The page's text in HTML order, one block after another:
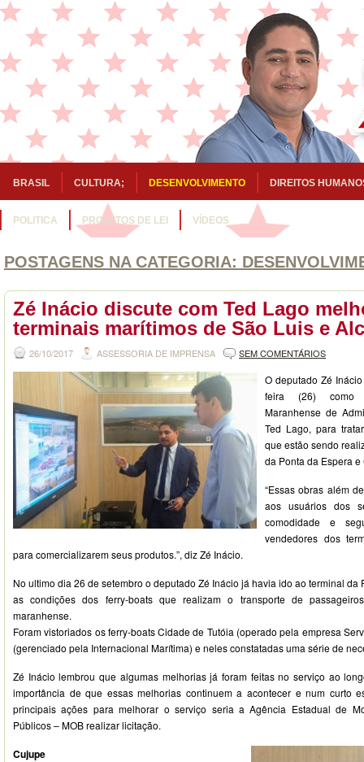
BRASIL CULTURA; DESENVOLVIMENTO DIREITOS
POLITICA PROJETOS DE LEI VÍDEOS
POSTAGENS NA CATEGORIA:
Zé Inácio discute com Ted Lago
terminais marítimos de São Luis e
26/10/2017 ASSESSORIA DE IMPRENSA SEM COMENTÁRIOS
O deputado Zé
feira (26) como
Maranhense de
Ted Lago, para
que estão sendo
da Ponta da Espera e
“Essas obras além
aos usuários dos
comodidade e
vendedores dos
para comercializarem seus produtos.”, diz Zé Inácio.
No ultimo dia 26 de setembro o deputado Zé Inácio já havia ido ao terminal da
as condições dos ferry-boats que realizam o transporte de
maranhense.
Foram vistoriados os ferry-boats Cidade de Tutóia (operado pela empresa
(gerenciado pela Internacional Marítima) e neles constatadas uma série de
Zé Inácio lembrou que algumas melhorias já foram feitas no serviço ao
importância de que essas melhorias continuem a acontecer e num curto
principais ações para melhorar o serviço seria a Agência Estadual de
Públicos – MOB realizar licitação.
Cujupe